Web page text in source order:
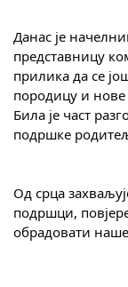
Туризам
Данас је
представницу
прилика да се
породицу и нове
Била је част
подршке
Од срца
подршци,
обрадовати